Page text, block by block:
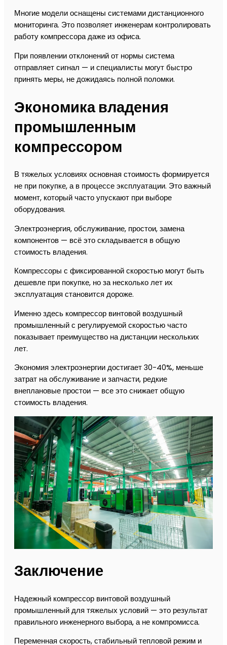
Многие модели оснащены системами дистанционного
мониторинга. Это позволяет инженерам контролировать
работу компрессора даже из офиса.
При появлении отклонений от нормы система
отправляет сигнал — и специалисты могут быстро
принять меры, не дожидаясь полной поломки.
Экономика владения
промышленным
компрессором
В тяжелых условиях основная стоимость формируется
не при покупке, а в процессе эксплуатации. Это важный
момент, который часто упускают при выборе
оборудования.
Электроэнергия, обслуживание, простои, замена
компонентов — всё это складывается в общую
стоимость владения.
Компрессоры с фиксированной скоростью могут быть
дешевле при покупке, но за несколько лет их
эксплуатация становится дороже.
Именно здесь компрессор винтовой воздушный
промышленный с регулируемой скоростью часто
показывает преимущество на дистанции нескольких
лет.
Экономия электроэнергии достигает 30-40%, меньше
затрат на обслуживание и запчасти, редкие
внеплановые простои — все это снижает общую
стоимость владения.
Заключение
Надежный компрессор винтовой воздушный
промышленный для тяжелых условий — это результат
правильного инженерного выбора, а не компромисса.
Переменная скорость, стабильный тепловой режим и